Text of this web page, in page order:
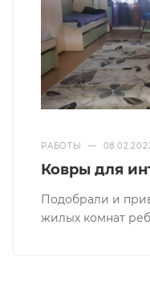
РАБОТЫ —
Ковры для
Подобрали и
жилых комнат